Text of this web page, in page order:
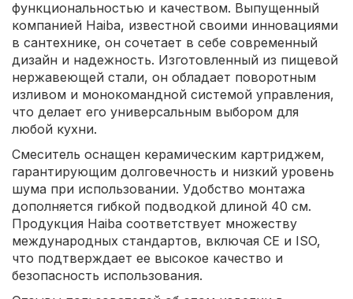
функциональностью и качеством. Выпущенный
компанией Haiba, известной своими инновациями
в сантехнике, он сочетает в себе современный
дизайн и надежность. Изготовленный из пищевой
нержавеющей стали, он обладает поворотным
изливом и монокомандной системой управления,
что делает его универсальным выбором для
любой кухни.
Смеситель оснащен керамическим картриджем,
гарантирующим долговечность и низкий уровень
шума при использовании. Удобство монтажа
дополняется гибкой подводкой длиной 40 см.
Продукция Haiba соответствует множеству
международных стандартов, включая СЕ и ISO,
что подтверждает ее высокое качество и
безопасность использования.